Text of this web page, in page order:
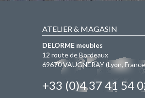
ATELIER & MAGASIN
DELORME meubles
12 route de Bordeaux
69670 VAUGNERAY(Lyon,
+33 (0)4 37 41 54